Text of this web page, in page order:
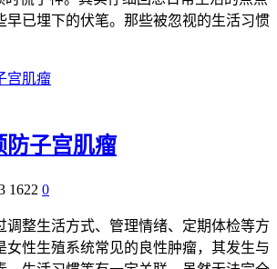
早已埋下的伏笔。那些被忽视的生活习惯
防子宫肌瘤
1622 0
调整生活方式、管理情绪、定期体检等方
女性生殖系统常见的良性肿瘤，其发生与